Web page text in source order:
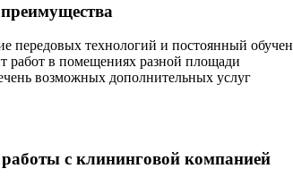
передовых технологий и постоянный
работ в помещениях разной площади
возможных дополнительных услуг
с клининговой компанией